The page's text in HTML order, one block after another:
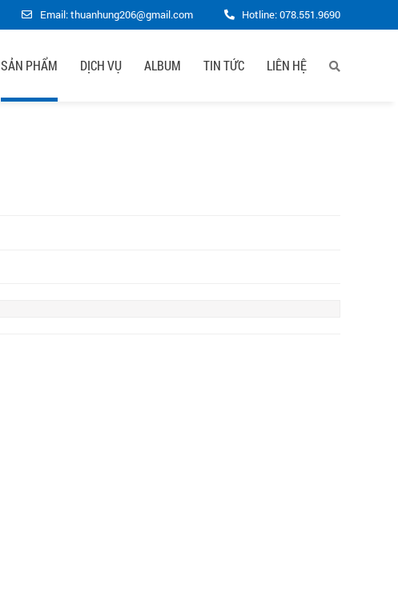
Email: thuanhung206@gmail.com Hotline:078.551.9690
SẢN PHẨM DỊCH VỤ ALBUM TIN TỨC LIÊN HỆ